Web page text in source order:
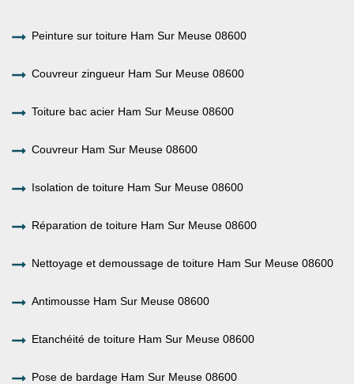
Peinture sur toiture Ham Sur Meuse 08600
Couvreur zingueur Ham Sur Meuse 08600
Toiture bac acier Ham Sur Meuse 08600
Couvreur Ham Sur Meuse 08600
Isolation de toiture Ham Sur Meuse 08600
Réparation de toiture Ham Sur Meuse 08600
Nettoyage et demoussage de toiture Ham Sur Meuse 08600
Antimousse Ham Sur Meuse 08600
Etanchéité de toiture Ham Sur Meuse 08600
Pose de bardage Ham Sur Meuse 08600